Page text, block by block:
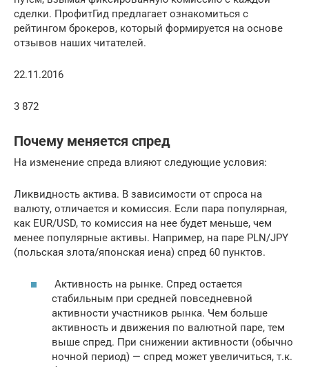
сделки. ПрофитГид предлагает ознакомиться с
рейтингом брокеров, который формируется на основе
отзывов наших читателей.
22.11.2016
3 872
Почему меняется спред
На изменение спреда влияют следующие условия:
Ликвидность актива. В зависимости от спроса на
валюту, отличается и комиссия. Если пара популярная,
как EUR/USD, то комиссия на нее будет меньше, чем
менее популярные активы. Например, на паре PLN/JPY
(польская злота/японская иена) спред 60 пунктов.
Активность на рынке. Спред остается
стабильным при средней повседневной
активности участников рынка. Чем больше
активность и движения по валютной паре, тем
выше спред. При снижении активности (обычно
ночной период) — спред может увеличиться, т.к.